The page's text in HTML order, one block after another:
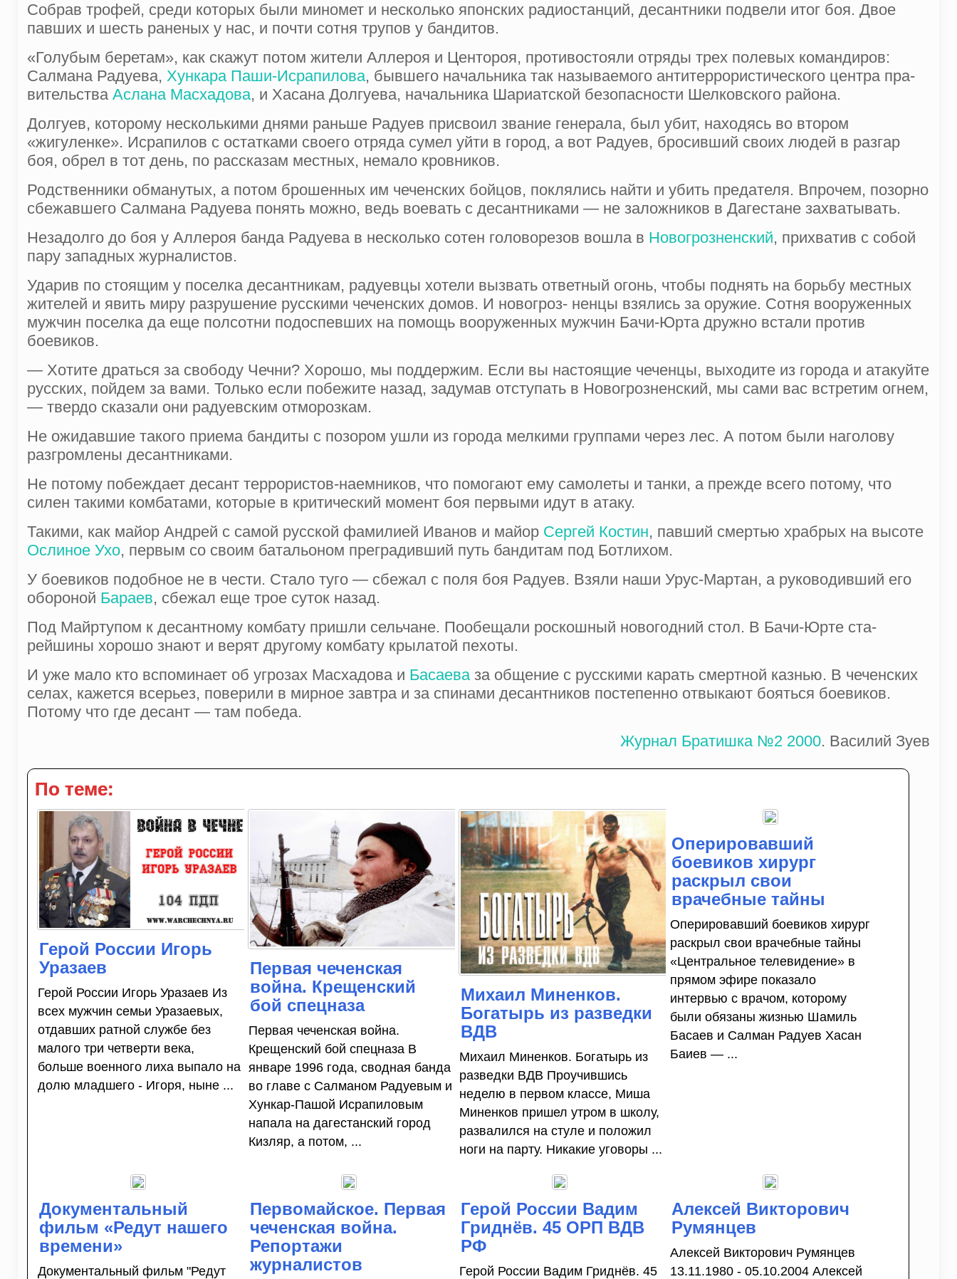
Собрав трофей, среди которых были миномет и не­сколько японских радиостанций, десантники подвели итог боя. Двое
павших и шесть раненых у нас, и почти сотня трупов у бандитов.
«Голубым беретам», как скажут потом жители Аллероя и Центороя, противостояли отряды трех полевых командиров:
Салмана Радуева, Хункара Паши-Исрапилова, бывшего началь­ника так называемого антитеррористического центра пра­
вительства Аслана Масхадова, и Хасана Долгуева, начальника Шариатской безопасности Шелковского района.
Долгуев, кото­рому несколькими днями раньше Радуев присвоил звание генерала, был убит, находясь во втором
«жигуленке». Исрапилов с остатками своего отряда сумел уйти в город, а вот Радуев, бросивший своих людей в разгар
боя, обрел в тот день, по рассказам местных, немало кровников.
Родствен­ники обманутых, а потом брошенных им чеченских бойцов, поклялись найти и убить предателя. Впрочем, позорно
сбе­жавшего Салмана Радуева понять можно, ведь воевать с десантниками — не заложников в Дагестане захватывать.
Незадолго до боя у Аллероя банда Радуева в несколько сотен головорезов вошла в Новогрозненский, прихватив с собой
пару западных журналистов.
Ударив по стоящим у поселка десантникам, радуевцы хотели вызвать ответный огонь, чтобы поднять на борьбу местных
жителей и явить миру разрушение русскими чеченских домов. И новогроз- ненцы взялись за оружие. Сотня вооруженных
мужчин по­селка да еще полсотни подоспевших на помощь вооружен­ных мужчин Бачи-Юрта дружно встали против
боевиков.
— Хотите драться за свободу Чечни? Хорошо, мы под­держим. Если вы настоящие чеченцы, выходите из горо­да и атакуйте
русских, пойдем за вами. Только если по­бежите назад, задумав отступать в Новогрозненский, мы сами вас встретим огнем,
— твердо сказали они радуевским отморозкам.
Не ожидавшие такого приема бандиты с позором ушли из города мелкими группами через лес. А потом были наголову
разгромлены десантниками.
Не потому побеждает десант террористов-наемников, что помогают ему самолеты и танки, а прежде всего потому, что
силен такими комбатами, которые в критический момент боя первыми идут в атаку.
Такими, как майор Андрей с самой русской фамилией Иванов и майор Сергей Костин, павший смертью храбрых на высоте
Ослиное Ухо, первым со своим батальоном преградивший путь бандитам под Ботлихом.
У боевиков подобное не в чести. Стало туго — сбежал с поля боя Радуев. Взяли наши Урус-Мартан, а руководив­ший его
обороной Бараев, сбежал еще трое суток назад.
Под Майртупом к десантному комбату пришли сельчане. Пообещали роскошный новогодний стол. В Бачи-Юрте ста­
рейшины хорошо знают и верят другому комбату крылатой пехоты.
И уже мало кто вспоминает об угрозах Масхадова и Басаеваза общение с русскими карать смертной казнью. В чеченских
селах, кажется всерьез, поверили в мирное завт­ра и за спинами десантников постепенно отвыкают бояться боевиков.
Потому что где десант — там победа.
Журнал Братишка №2 2000. Василий Зуев
По теме:
Герой России Игорь
Уразаев
Герой России Игорь Уразаев Из
всех мужчин семьи Уразаевых,
отдавших ратной службе без
малого три четверти века,
больше военного лиха выпало на
долю младшего - Игоря, ныне ...
Первая чеченская
война. Крещенский
бой спецназа
Первая чеченская война.
Крещенский бой спецназа В
январе 1996 года, сводная банда
во главе с Салманом Радуевым и
Хункар-Пашой Исрапиловым
напала на дагестанский город
Кизляр, а потом, ...
Михаил Миненков.
Богатырь из разведки
ВДВ
Михаил Миненков. Богатырь из
разведки ВДВ Проучившись
неделю в первом классе, Миша
Миненков пришел утром в школу,
развалился на стуле и положил
ноги на парту. Никакие уговоры ...
Оперировавший
боевиков хирург
раскрыл свои
врачебные тайны
Оперировавший боевиков хирург
раскрыл свои врачебные тайны
«Центральное телевидение» в
прямом эфире показало
интервью с врачом, которому
были обязаны жизнью Шамиль
Басаев и Салман Радуев Хасан
Баиев — ...
Документальный
фильм «Редут нашего
времени»
Документальный фильм "Редут
Первомайское. Первая
чеченская война.
Репортажи
журналистов
Герой России Вадим
Гриднёв. 45 ОРП ВДВ
РФ
Герой России Вадим Гриднёв. 45
Алексей Викторович
Румянцев
Алексей Викторович Румянцев
13.11.1980 - 05.10.2004 Алексей